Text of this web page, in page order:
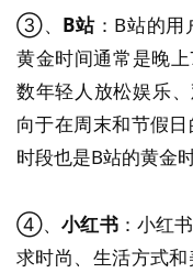
③、 B站：B站的用
黄金时间通常是晚
数年轻人放松娱乐
向于在周末和节假
时段也是B站的黄金时
④、小红书：小红
求时尚、生活方式